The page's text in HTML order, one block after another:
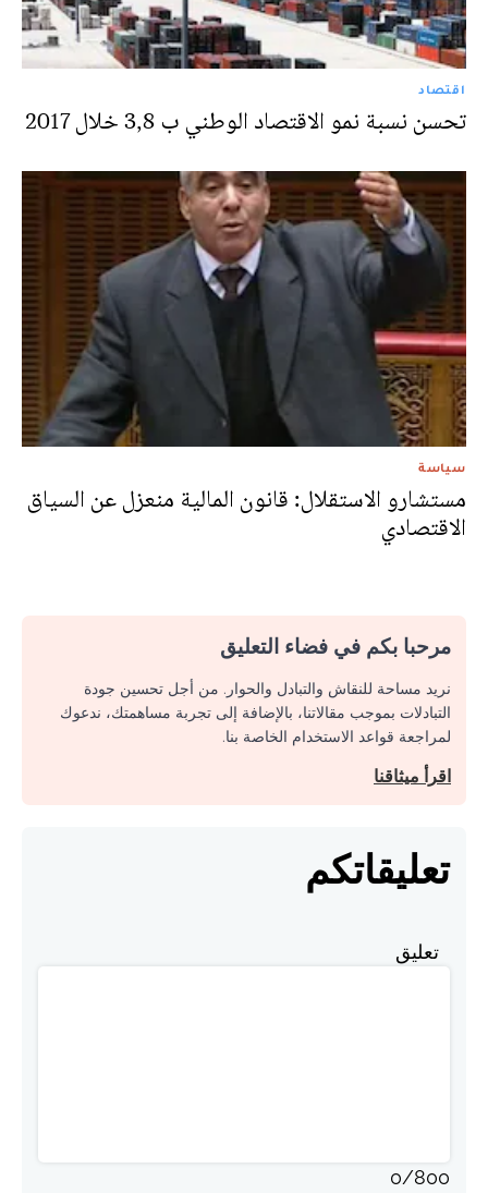
اقتصاد
تحسن نسبة نمو الاقتصاد الوطني ب 3,8 خلال 2017
سياسة
مستشارو الاستقلال: قانون المالية منعزل عن السياق
الاقتصادي
مرحبا بكم في فضاء التعليق
نريد مساحة للنقاش والتبادل والحوار. من أجل تحسين جودة
التبادلات بموجب مقالاتنا، بالإضافة إلى تجربة مساهمتك، ندعوك
لمراجعة قواعد الاستخدام الخاصة بنا.
اقرأ ميثاقنا
تعليقاتكم
تعليق
0/800